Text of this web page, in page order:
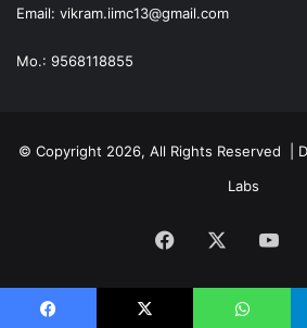
Email: vikram.iimc13@gmail.com
Mo.: 9568118855
© Copyright 2026, All Rights Reserved |
Labs
Facebook